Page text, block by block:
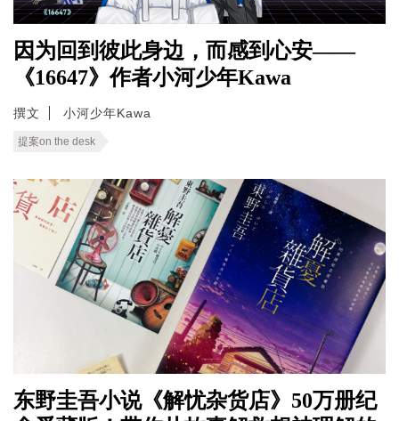
因为回到彼此身边，而感到心安——
《16647》作者小河少年Kawa
撰文 小河少年Kawa
提案on the desk
东野圭吾小说《解忧杂货店》50万册纪